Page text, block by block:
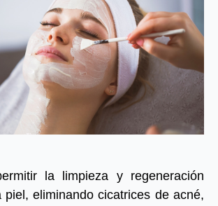
la limpieza y regeneración
piel, eliminando cicatrices de acné,